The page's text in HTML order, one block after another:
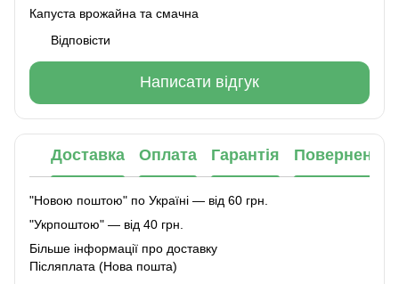
Капуста врожайна та смачна
Відповісти
Написати відгук
Доставка Оплата Гарантія Повернення
"Новою поштою" по Україні — від 60 грн.
"Укрпоштою" — від 40 грн.
Більше інформації про доставку
Післяплата (Нова пошта)